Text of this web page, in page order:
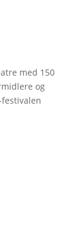
med 150
og